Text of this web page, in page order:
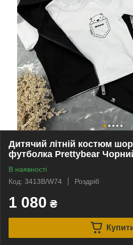
Дитячий літній костюм
футболка Prettybear
В наявності
Код: 3413B/W74
Роздріб
1 080 ₴